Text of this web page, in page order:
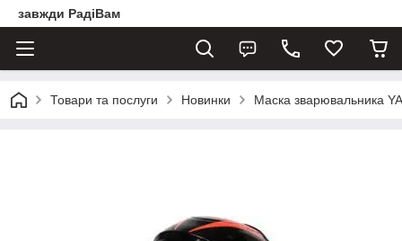
завжди РадіВам
Товари та послуги Новинки Маска зварювальника